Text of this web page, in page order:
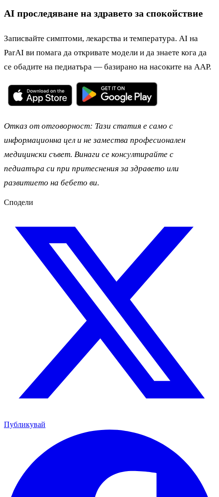
AI проследяване на здравето за спокойствие
Записвайте симптоми, лекарства и температура. AI на
ParAI ви помага да откривате модели и да знаете кога да
се обадите на педиатъра — базирано на насоките на AAP.
Отказ от отговорност: Тази статия е само с
информационна цел и не замества професионален
медицински съвет. Винаги се консултирайте с
педиатъра си при притеснения за здравето или
развитието на бебето ви.
Сподели
Публикувай